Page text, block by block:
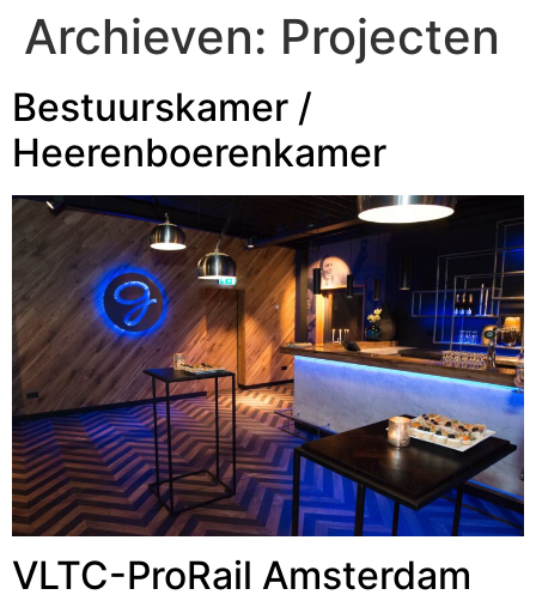
Archieven: Projecten
Bestuurskamer /
Heerenboerenkamer
VLTC-ProRail Amsterdam